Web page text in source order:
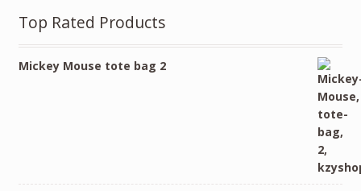
Top Rated Products
Mickey Mouse tote bag 2